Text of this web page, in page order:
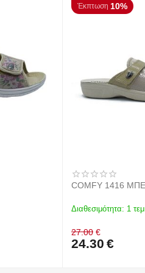
Έκπτωση 10%
COMFY 1416
Διαθεσιμότητα: 1 τεμ
27.00 €
24.30 €